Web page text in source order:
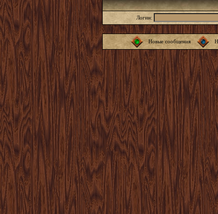
Логин:
Новые сообщения